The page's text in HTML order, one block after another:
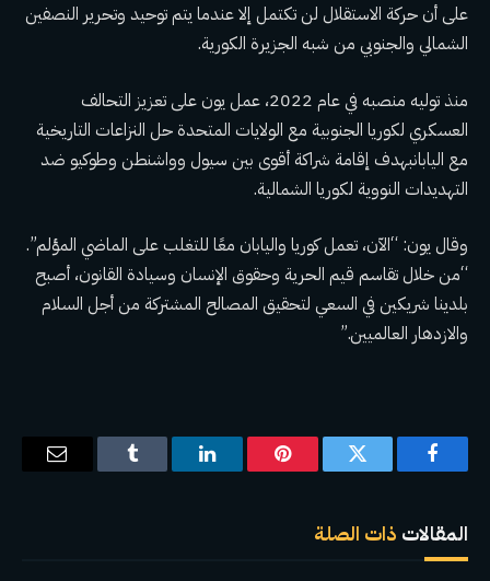
على أن حركة الاستقلال لن تكتمل إلا عندما يتم توحيد وتحرير النصفين
الشمالي والجنوبي من شبه الجزيرة الكورية.
منذ توليه منصبه في عام 2022، عمل يون على تعزيز التحالف
العسكري لكوريا الجنوبية مع الولايات المتحدة حل النزاعات التاريخية
مع اليابانبهدف إقامة شراكة أقوى بين سيول وواشنطن وطوكيو ضد
التهديدات النووية لكوريا الشمالية.
وقال يون: “الآن، تعمل كوريا واليابان معًا للتغلب على الماضي المؤلم”.
“من خلال تقاسم قيم الحرية وحقوق الإنسان وسيادة القانون، أصبح
بلدينا شريكين في السعي لتحقيق المصالح المشتركة من أجل السلام
والازدهار العالميين.”
فيسبوك تويتر بينتيريستلينكدإن Tumblr
البريد
المقالات ذات الصلة